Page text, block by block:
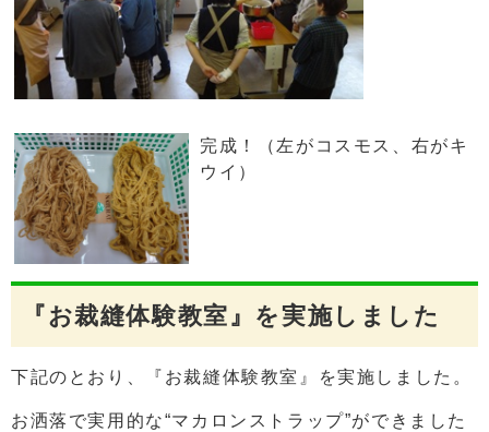
完成！（左がコスモス、右がキ
ウイ）
『お裁縫体験教室』を実施しました
下記のとおり、『お裁縫体験教室』を実施しました。
お洒落で実用的な“マカロンストラップ”ができました